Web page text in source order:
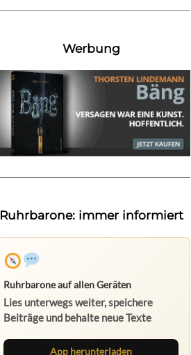
Werbung
Ruhrbarone: immer informiert
Ruhrbarone auf allen Geräten
Lies unterwegs weiter, speichere
Beiträge und behalte neue Texte
App herunterladen